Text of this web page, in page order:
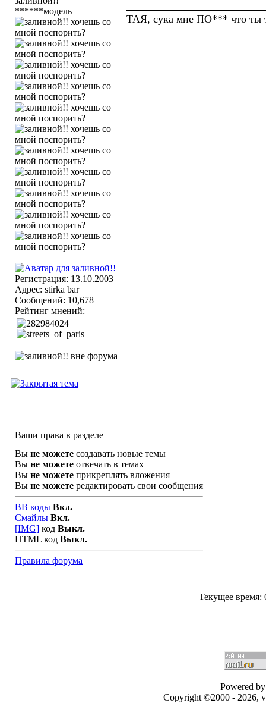
******модель
Регистрация: 13.10.2003
Адрес: stirka bar
Сообщений: 10,678
Рейтинг мнений:
ТАЯ, сука мне ПО*** что ты
Ваши права в разделе
Вы не можете создавать новые темы
Вы не можете отвечать в темах
Вы не можете прикреплять вложения
Вы не можете редактировать свои сообщения
BB коды Вкл.
Смайлы Вкл.
[IMG] код Выкл.
HTML код Выкл.
Правила форума
Текущее время:
Powered
Copyright ©2000 - 2026,